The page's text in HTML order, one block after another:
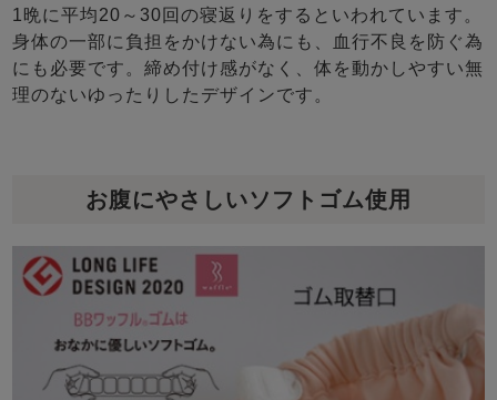
1晩に平均20～30回の寝返りをするといわれています。
身体の一部に負担をかけない為にも、血行不良を防ぐ為
にも必要です。締め付け感がなく、体を動かしやすい無
理のないゆったりしたデザインです。
お腹にやさしいソフトゴム使用